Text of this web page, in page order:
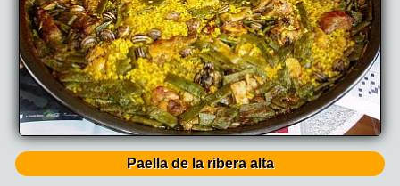
Paella de la ribera alta